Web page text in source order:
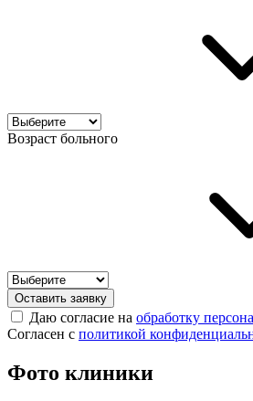
Возраст больного
Оставить заявку
Даю согласие на обработку
Согласен с политикой
Фото клиники